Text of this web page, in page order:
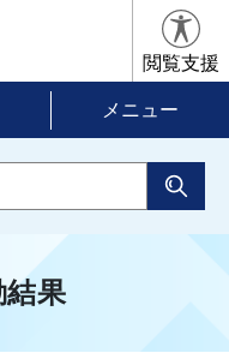
閲覧支援
メニュー
結果